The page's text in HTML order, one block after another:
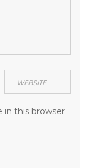
in this browser